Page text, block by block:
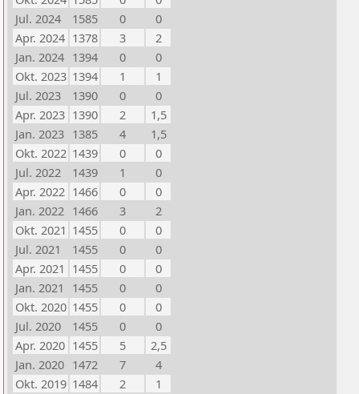
Jul. 2024
1585 0
0
Apr. 2024 1378 3
2
Jan. 2024 1394 0
0
Okt. 2023 1394 1
1
Jul. 2023
1390 0
0
Apr. 2023 1390 2
1,5
Jan. 2023 1385 4
1,5
Okt. 2022 1439 0
0
Jul. 2022
1439 1
0
Apr. 2022 1466 0
0
Jan. 2022 1466 3
2
Okt. 2021 1455 0
0
Jul. 2021
1455 0
0
Apr. 2021 1455 0
0
Jan. 2021
1455 0
0
Okt. 2020 1455 0
0
Jul. 2020
1455 0
0
Apr. 2020 1455 5
2,5
Jan. 2020 1472 7
4
Okt. 2019 1484 2
1